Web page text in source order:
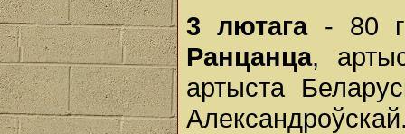
3 лютага- 80
Ранцанца,
артыста